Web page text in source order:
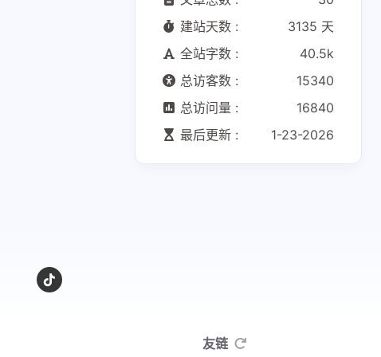
建站天数 :
3135 天
全站字数 :
40.5k
总访客数 :
15340
总访问量 :
16840
最后更新 :
1-23-2026
友链